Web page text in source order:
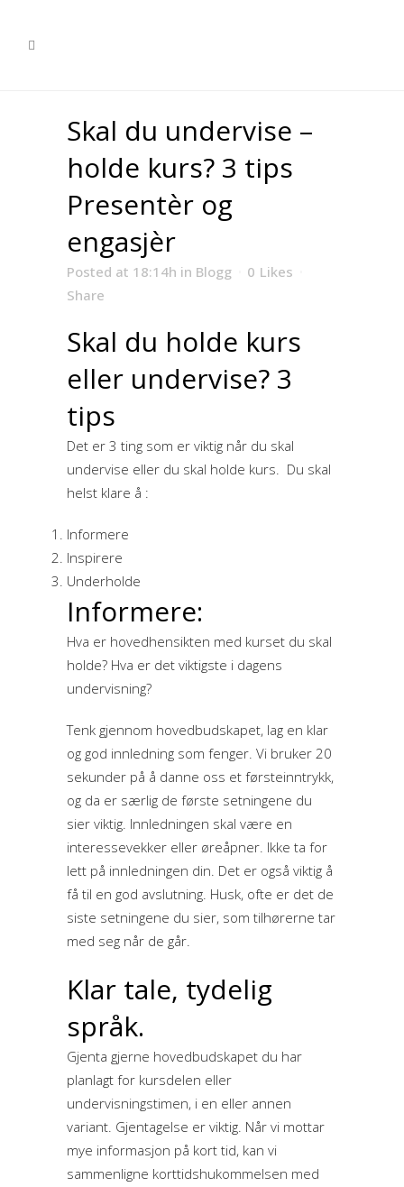
Skal du undervise –
holde kurs? 3 tips
Presentèr og
engasjèr
Posted at 18:14h in Blogg 0 Likes
Share
Skal du holde kurs
eller undervise? 3
tips
Det er 3 ting som er viktig når du skal
undervise eller du skal holde kurs. Du skal
helst klare å :
Informere
Inspirere
Underholde
Informere:
Hva er hovedhensikten med kurset du skal
holde? Hva er det viktigste i dagens
undervisning?
Tenk gjennom hovedbudskapet, lag en klar
og god innledning som fenger. Vi bruker 20
sekunder på å danne oss et førsteinntrykk,
og da er særlig de første setningene du
sier viktig. Innledningen skal være en
interessevekker eller øreåpner. Ikke ta for
lett på innledningen din. Det er også viktig å
få til en god avslutning. Husk, ofte er det de
siste setningene du sier, som tilhørerne tar
med seg når de går.
Klar tale, tydelig
språk.
Gjenta gjerne hovedbudskapet du har
planlagt for kursdelen eller
undervisningstimen, i en eller annen
variant. Gjentagelse er viktig. Når vi mottar
mye informasjon på kort tid, kan vi
sammenligne korttidshukommelsen med